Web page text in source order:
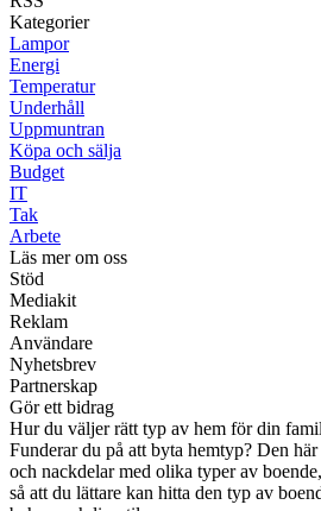
Kategorier
Lampor
Energi
Temperatur
Underhåll
Uppmuntran
Köpa och sälja
Budget
IT
Tak
Arbete
Läs mer om oss
Stöd
Mediakit
Reklam
Användare
Nyhetsbrev
Partnerskap
Gör ett bidrag
Hur du väljer rätt typ av hem för din
Funderar du på att byta hemtyp? Den
och nackdelar med olika typer av
så att du lättare kan hitta den typ av